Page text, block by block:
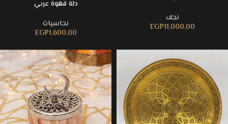
نجف
EGP11,000.00
دلة قهوة عربي
نحاسيات
EGP1,600.00